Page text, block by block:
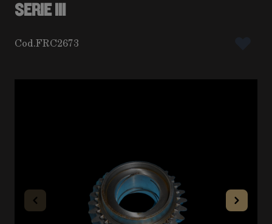
SERIE III
Cod.FRC2673